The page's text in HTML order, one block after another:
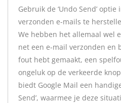
Gebruik de ‘Undo Send’
verzonden e-mails te
We hebben het allemaal wel
net een e-mail verzonden en
fout hebt gemaakt, een
ongeluk op de verkeerde
biedt Google Mail een
Send’, waarmee je deze